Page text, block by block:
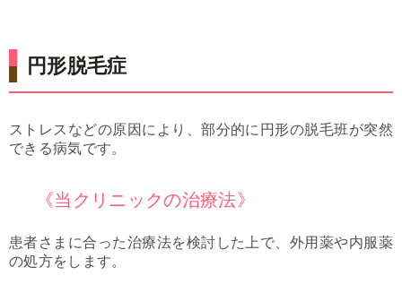
円形脱毛症
ストレスなどの原因により、部分的に円形の脱毛班が突然
できる病気です。
《当クリニックの治療法》
患者さまに合った治療法を検討した上で、外用薬や内服薬
の処方をします。